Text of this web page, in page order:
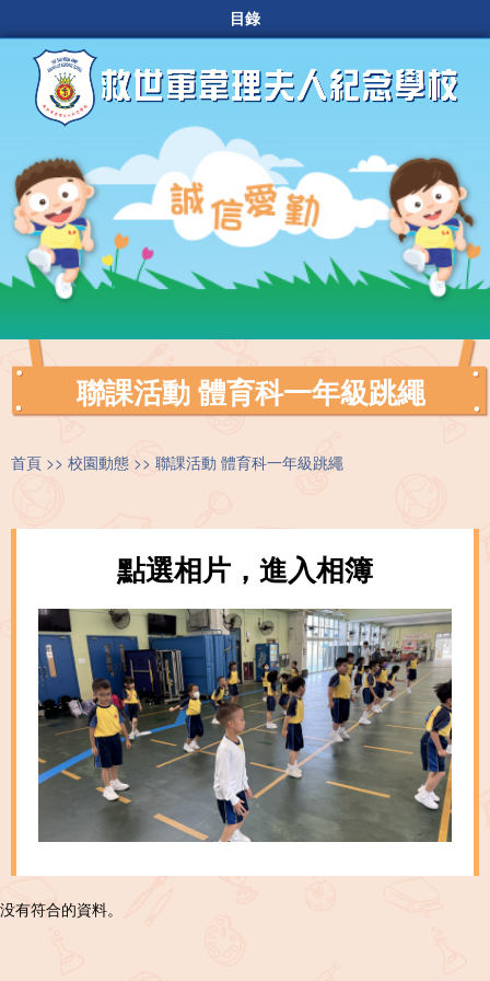
目錄
聯課活動 體育科一年級跳繩
首頁 校園動態 聯課活動 體育科一年級跳繩
點選相片，進入相簿
没有符合的資料。